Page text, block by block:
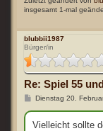
insgesamt 1-mal
blubbii1987
Bürger/in
Re: Spiel 55
B
i
t
Dienstag 20.
Vielleicht sollte